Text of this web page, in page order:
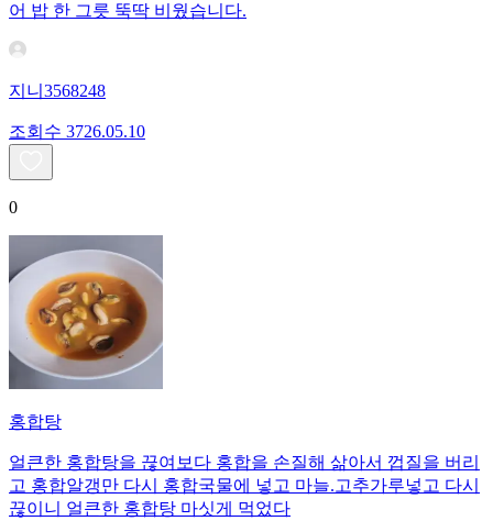
어 밥 한 그릇 뚝딱 비웠습니다. ​
지니3568248
조회수 3726.05.10
0
홍합탕
얼큰한 홍합탕을 끊여보다 홍합을 손질해 삶아서 껍질을 버리
고 홍합알갱만 다시 홍합국물에 넣고 마늘.고추가루넣고 다시
끊이니 얼큰한 홍합탕 마싯게 먹었다